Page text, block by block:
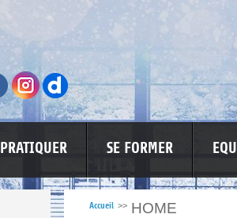
PRATIQUER SE FORMER
Accueil >> HOME